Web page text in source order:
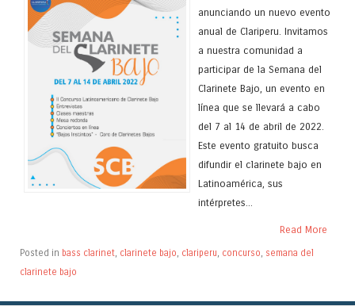
anunciando un nuevo evento
anual de Clariperu. Invitamos
a nuestra comunidad a
participar de la Semana del
Clarinete Bajo, un evento en
línea que se llevará a cabo
del 7 al 14 de abril de 2022.
Este evento gratuito busca
difundir el clarinete bajo en
Latinoamérica, sus
intérpretes...
Read More
Posted in bass clarinet clarinete bajo clariperu concurso semana del
clarinete bajo